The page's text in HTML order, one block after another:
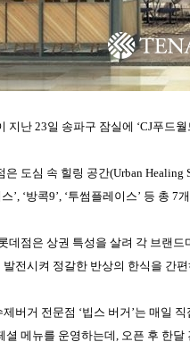
지난 23일 송파구 잠실에 ‘CJ푸드월
은 도심 속 힐링 공간(Urban Healing
’, ‘방콕9’, ‘투썸플레이스’ 등 총 7
데점은 상권 특성을 살려 각 브랜드
전시켜 정갈한 반상의 한식을 간
버거 전문점 ‘빕스 버거 ’는 매일
셜 메뉴를 운영하는데, 오픈 후 한달